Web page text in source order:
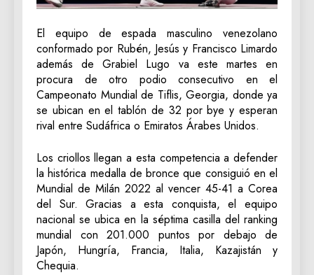
El equipo de espada masculino venezolano
conformado por Rubén, Jesús y Francisco Limardo
además de Grabiel Lugo va este martes en
procura de otro podio consecutivo en el
Campeonato Mundial de Tiflis, Georgia, donde ya
se ubican en el tablón de 32 por bye y esperan
rival entre Sudáfrica o Emiratos Árabes Unidos.
Los criollos llegan a esta competencia a defender
la histórica medalla de bronce que consiguió en el
Mundial de Milán 2022 al vencer 45-41 a Corea
del Sur. Gracias a esta conquista, el equipo
nacional se ubica en la séptima casilla del ranking
mundial con 201.000 puntos por debajo de
Japón, Hungría, Francia, Italia, Kazajistán y
Chequia.